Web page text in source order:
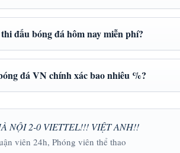
đấu bóng đá hôm nay miễn phí?
đá VN chính xác bao nhiêu %?
NỘI 2-0 VIETTEL!!! VIỆT ANH!!
viên 24h, Phóng viên thể thao